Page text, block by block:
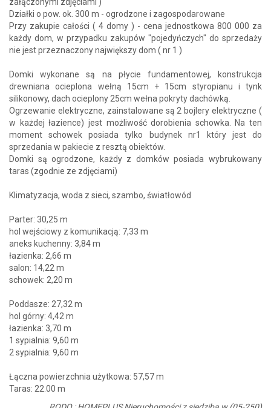
Działki o pow. ok. 300 m - ogrodzone i zagospodarowane
Przy zakupie całości ( 4 domy ) - cena jednostkowa 800 000 za
każdy dom, w przypadku zakupów "pojedyńczych" do sprzedaży
nie jest przeznaczony największy dom ( nr 1 )
Domki wykonane są na płycie fundamentowej, konstrukcja
drewniana ocieplona wełną 15cm + 15cm styropianu i tynk
silikonowy, dach ocieplony 25cm wełna pokryty dachówką.
Ogrzewanie elektryczne, zainstalowane są 2 bojlery elektryczne (
w każdej łazience) jest możliwość dorobienia schowka. Na ten
moment schowek posiada tylko budynek nr1 który jest do
sprzedania w pakiecie z resztą obiektów.
Domki są ogrodzone, każdy z domków posiada wybrukowany
taras (zgodnie ze zdjęciami)
Klimatyzacja, woda z sieci, szambo, światłowód
Parter: 30,25 m
hol wejściowy z komunikacją: 7,33 m
aneks kuchenny: 3,84 m
łazienka: 2,66 m
salon: 14,22 m
schowek: 2,20 m
Poddasze: 27,32 m
hol górny: 4,42 m
łazienka: 3,70 m
1 sypialnia: 9,60 m
2 sypialnia: 9,60 m
Łączna powierzchnia użytkowa: 57,57 m
Taras: 22.00 m